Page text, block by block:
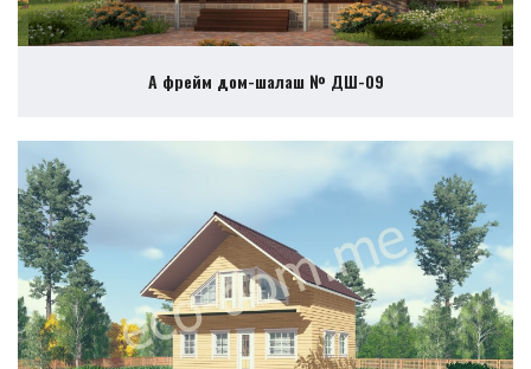
А фрейм дом-шалаш № ДШ-09